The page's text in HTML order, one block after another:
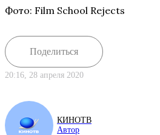
Фото: Film School Rejects
Поделиться
20:16, 28 апреля 2020
КИНОТВ
Автор